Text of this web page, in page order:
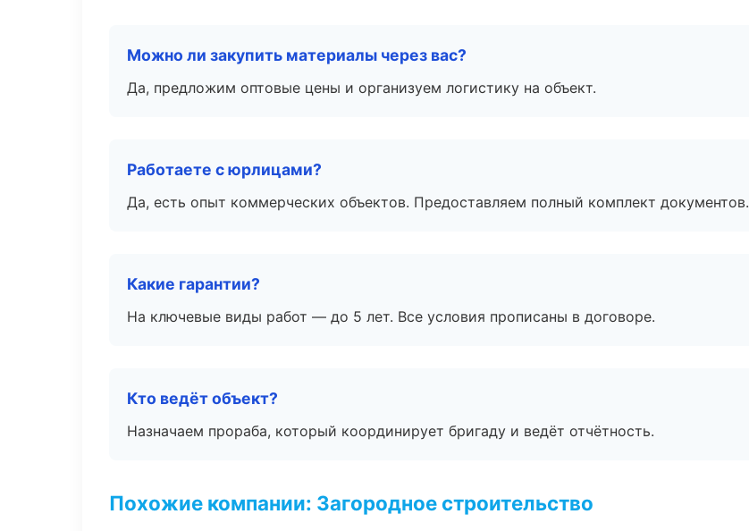
Можно ли закупить материалы через вас?
Да, предложим оптовые цены и организуем логистику на объект.
Работаете с юрлицами?
Да, есть опыт коммерческих объектов. Предоставляем полный комплект документов.
Какие гарантии?
На ключевые виды работ — до 5 лет. Все условия прописаны в договоре.
Кто ведёт объект?
Назначаем прораба, который координирует бригаду и ведёт отчётность.
Похожие компании: Загородное строительство